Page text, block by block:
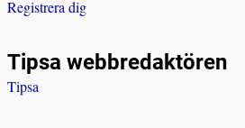
Registrera dig
Tipsa webbredaktören
Tipsa